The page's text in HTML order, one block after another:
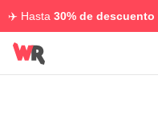
✈️ Hasta 30% de descuento